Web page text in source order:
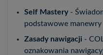
Self Mastery-
podstawowe manewry
Zasady nawigacji -
oznakowania